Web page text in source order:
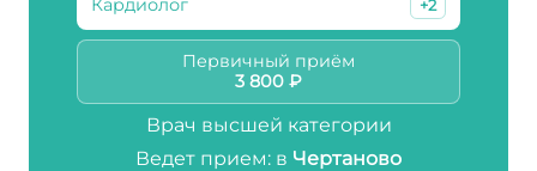
Кардиолог +2
Первичный приём
3 800 ₽
Врач высшей категории
Ведет прием: в Чертаново